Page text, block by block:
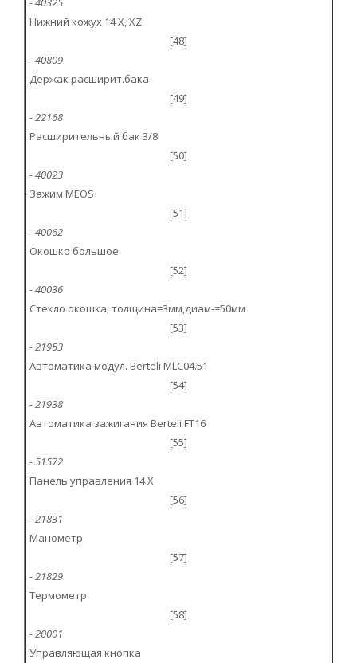
Нижний кожух 14 X, XZ
[48]
- 40809
Держак расширит.бака
[49]
- 22168
Расширительный бак 3/8
[50]
- 40023
Зажим MEOS
[51]
- 40062
Окошко большое
[52]
- 40036
Стекло окошка, толщина=3мм,диам-=50мм
[53]
- 21953
Автоматика модул. Berteli MLC04.51
[54]
- 21938
Автоматика зажигания Berteli FT16
[55]
- 51572
Панель управления 14 X
[56]
- 21831
Манометр
[57]
- 21829
Термометр
[58]
- 20001
Управляющая кнопка